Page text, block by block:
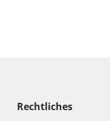
Rechtliches